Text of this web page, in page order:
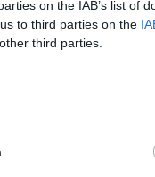
on the IAB’s list of
to third parties on the
third parties.
de la
ni las
intercambiados
menor a sus
en cuenta la